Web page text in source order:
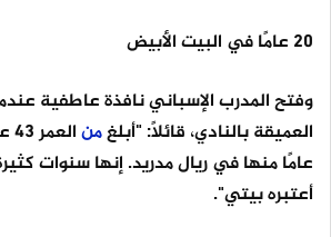
20 عامًا في البيت الأبيض
وفتح المدرب الإسباني نافذة عاطفية
العميقة بالنادي، قائلاً: "أبلغمن
عامًا منها في ريال مدريد. إنها سنوات
أعتبره بيتي".